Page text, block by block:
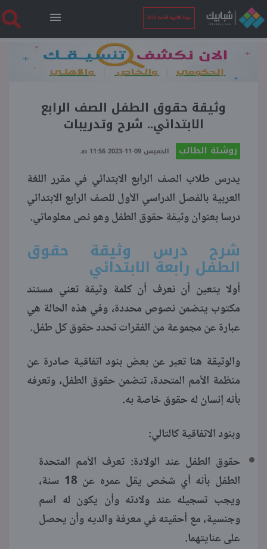
نتيجة الثانوية العامة 2026
الرئيسية
نتيجة الثانوية العامة 2026
فنجان قهوة
بوابة الطلبة
ملفات
منوعات
وثيقة حقوق الطفل الصف الرابع
الابتدائي.. شرح وتدريبات
روشتة الطالب الخميس 09-11-2023 11:56 صـ
يدرس طلاب الصف الرابع الابتدائي في مقرر اللغة
العربية بالفصل الدراسي الأول للصف الرابع الابتدائي
درسا بعنوان وثيقة حقوق الطفل وهو نص معلوماتي.
شرح درس وثيقة حقوق
الطفل رابعة الابتدائي
أولا يتعين أن نعرف أن كلمة وثيقة تعني مستند
مكتوب يتضمن نصوص محددة، وفي هذه الحالة هي
عبارة عن مجموعة من الفقرات تحدد حقوق كل طفل.
والوثيقة هنا تعبر عن بعض بنود اتفاقية صادرة عن
منظمة الأمم المتحدة، تتضمن حقوق الطفل، وتعرفه
بأنه إنسان له حقوق خاصة به.
وبنود الاتفاقية كالتالي:
حقوق الطفل عند الولادة: تعرف الأمم المتحدة
الطفل بأنه أي شخص يقل عمره عن 18 سنة،
ويجب تسجيله عند ولادته وأن يكون له اسم
وجنسية، مع أحقيته في معرفة والديه وأن يحصل
على عنايتهما.